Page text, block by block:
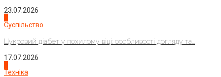
23.07.2026
Суспільство
Цукровий діабет у похилому віці: особливості догляду та...
17.07.2026
Техніка